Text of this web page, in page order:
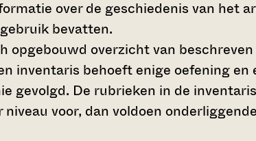
over de geschiedenis van het
bevatten.
opgebouwd overzicht van
inventaris behoeft enige oefening en
gevolgd. De rubrieken in de
voor, dan voldoen